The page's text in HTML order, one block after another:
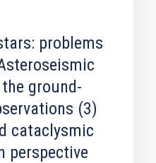
problems
ground-
(3)
cataclysmic
perspective